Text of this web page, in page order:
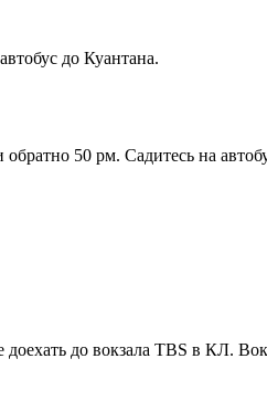
до Куантана.
50 рм. Садитесь на
до вокзала TBS в КЛ.